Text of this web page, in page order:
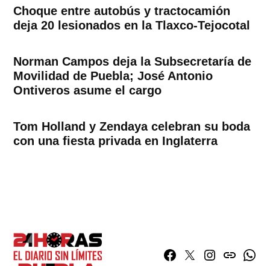
Choque entre autobús y tractocamión
deja 20 lesionados en la Tlaxco-Tejocotal
Norman Campos deja la Subsecretaría de
Movilidad de Puebla; José Antonio
Ontiveros asume el cargo
Tom Holland y Zendaya celebran su boda
con una fiesta privada en Inglaterra
Facebook
TwitterInstagram
issuu